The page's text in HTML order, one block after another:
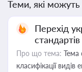
Теми, які можуть
Перехід
Про що тема: Тема
класифікації видів